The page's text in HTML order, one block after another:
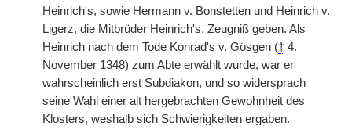
Heinrich's, sowie Hermann v. Bonstetten und Heinrich v.
Ligerz, die Mitbrüder Heinrich's, Zeugniß geben. Als
Heinrich nach dem Tode Konrad's v. Gösgen († 4.
November 1348) zum Abte erwählt wurde, war er
wahrscheinlich erst Subdiakon, und so widersprach
seine Wahl einer alt hergebrachten Gewohnheit des
Klosters, weshalb sich Schwierigkeiten ergaben.